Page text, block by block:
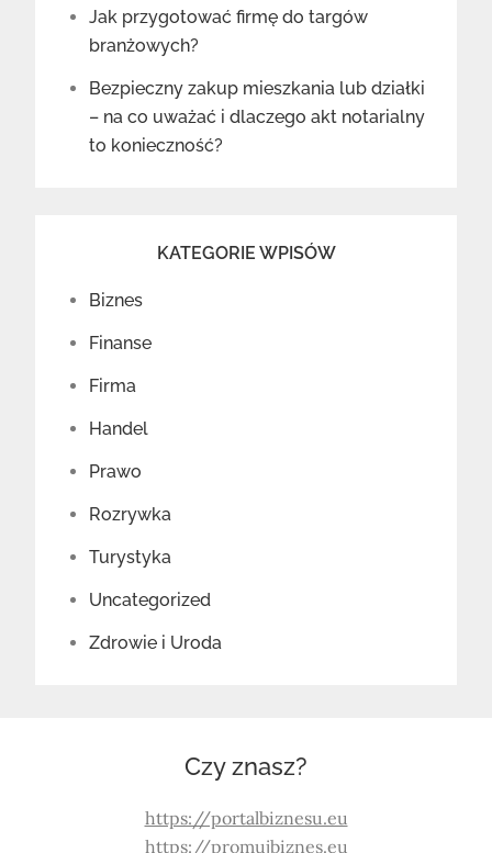
Jak przygotować firmę do targów
branżowych?
Bezpieczny zakup mieszkania lub działki
– na co uważać i dlaczego akt notarialny
to konieczność?
KATEGORIE WPISÓW
Biznes
Finanse
Firma
Handel
Prawo
Rozrywka
Turystyka
Uncategorized
Zdrowie i Uroda
Czy znasz?
https://portalbiznesu.eu
https://promujbiznes.eu